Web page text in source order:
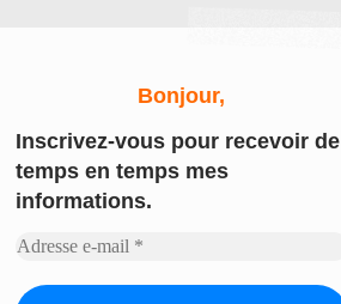
Bonjour,
Inscrivez-vous pour recevoir de
temps en temps mes
informations.